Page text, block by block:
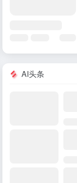
AI头条